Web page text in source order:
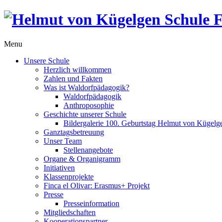
Menu
Unsere Schule
Herzlich willkommen
Zahlen und Fakten
Was ist Waldorfpädagogik?
Waldorfpädagogik
Anthroposophie
Geschichte unserer Schule
Bildergalerie 100. Geburtstag Helmut von
Ganztagsbetreuung
Unser Team
Stellenangebote
Organe & Organigramm
Initiativen
Klassenprojekte
Finca el Olivar: Erasmus+ Projekt
Presse
Presseinformation
Mitgliedschaften